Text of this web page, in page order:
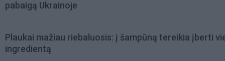
pabaigą Ukrainoje
Plaukai mažiau riebaluosis: į šampūną tereikia įberti
ingredientą